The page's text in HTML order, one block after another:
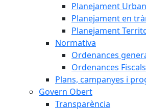
Planejament
Planejament en
Planejament
Normativa
Ordenances
Ordenances Fiscals
Plans, campanyes i
Govern Obert
Transparència